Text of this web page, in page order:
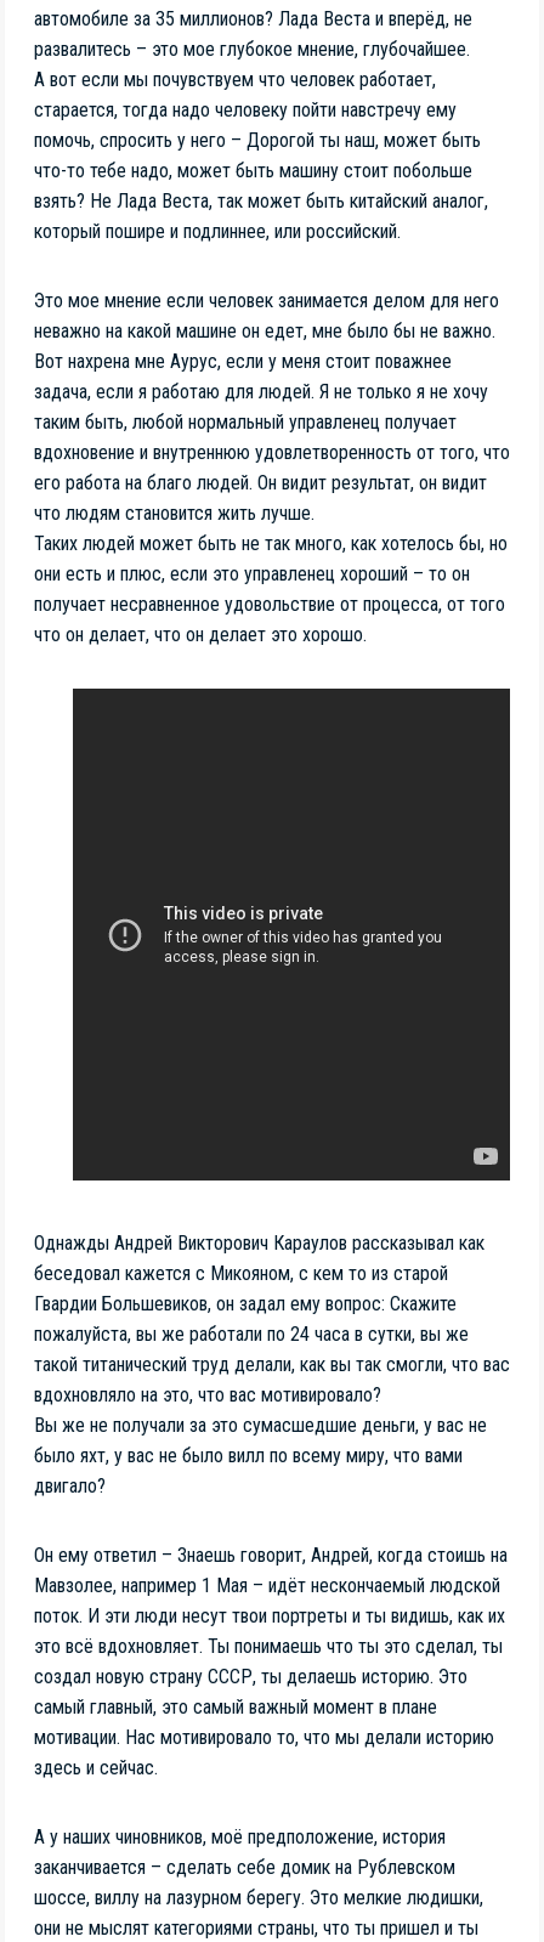
автомобиле за 35 миллионов? Лада Веста и вперёд, не
развалитесь – это мое глубокое мнение, глубочайшее.
А вот если мы почувствуем что человек работает,
старается, тогда надо человеку пойти навстречу ему
помочь, спросить у него – Дорогой ты наш, может быть
что-то тебе надо, может быть машину стоит побольше
взять? Не Лада Веста, так может быть китайский аналог,
который пошире и подлиннее, или российский.
Это мое мнение если человек занимается делом для него
неважно на какой машине он едет, мне было бы не важно.
Вот нахрена мне Аурус, если у меня стоит поважнее
задача, если я работаю для людей. Я не только я не хочу
таким быть, любой нормальный управленец получает
вдохновение и внутреннюю удовлетворенность от того, что
его работа на благо людей. Он видит результат, он видит
что людям становится жить лучше.
Таких людей может быть не так много, как хотелось бы, но
они есть и плюс, если это управленец хороший – то он
получает несравненное удовольствие от процесса, от того
что он делает, что он делает это хорошо.
Однажды Андрей Викторович Караулов рассказывал как
беседовал кажется с Микояном, с кем то из старой
Гвардии Большевиков, он задал ему вопрос: Скажите
пожалуйста, вы же работали по 24 часа в сутки, вы же
такой титанический труд делали, как вы так смогли, что вас
вдохновляло на это, что вас мотивировало?
Вы же не получали за это сумасшедшие деньги, у вас не
было яхт, у вас не было вилл по всему миру, что вами
двигало?
Он ему ответил – Знаешь говорит, Андрей, когда стоишь на
Мавзолее, например 1 Мая – идёт нескончаемый людской
поток. И эти люди несут твои портреты и ты видишь, как их
это всё вдохновляет. Ты понимаешь что ты это сделал, ты
создал новую страну СССР, ты делаешь историю. Это
самый главный, это самый важный момент в плане
мотивации. Нас мотивировало то, что мы делали историю
здесь и сейчас.
А у наших чиновников, моё предположение, история
заканчивается – сделать себе домик на Рублевском
шоссе, виллу на лазурном берегу. Это мелкие людишки,
они не мыслят категориями страны, что ты пришел и ты